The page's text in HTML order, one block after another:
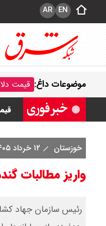
EN
AR
موضوعات داغ: قیمت
قیمت
قیمت طلا ۲۴ عیار
قیمت
خوزستان ۱۲ خرداد ۱۴۰۵
واریز مطالبات